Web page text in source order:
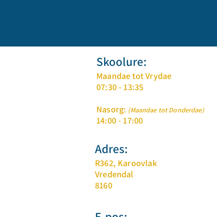
Skoolure:
Maandae tot Vrydae
07:30 - 13:35
Nasorg: (Maandae tot Donderdae)
14:00 - 17:00
Adres:
R362, Karoovlak
Vredendal
8160